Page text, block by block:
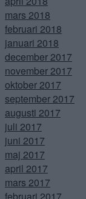
mars 2018
februari 2018
januari 2018
december 2017
november 2017
oktober 2017
september 2017
augusti 2017
juli 2017
juni 2017
maj 2017
april 2017
mars 2017
februari 2017